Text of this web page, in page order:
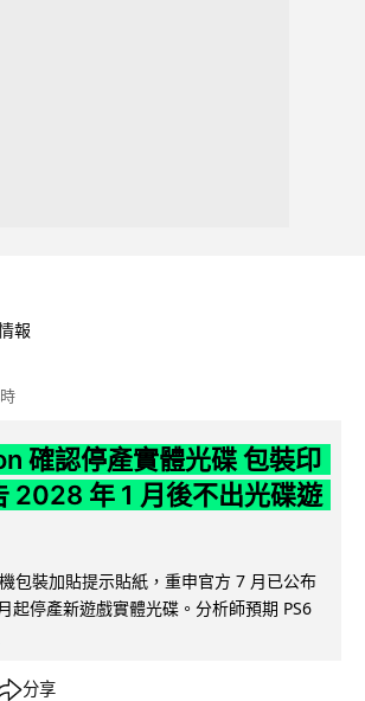
報
確認停產實體光碟 包裝印
2028 年 1 月後不出光碟遊
包裝加貼提示貼紙，重申官方 7 月已公布
起停產新遊戲實體光碟。分析師預期 PS6
分享